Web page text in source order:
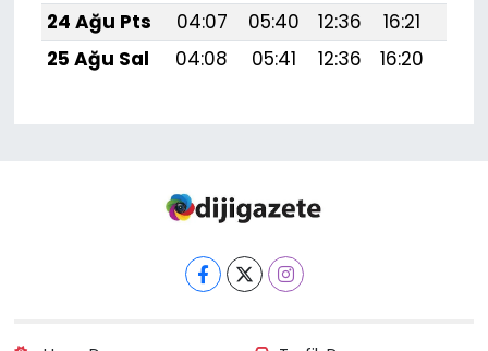
24 Ağu Pts
04:07 05:40 12:36 16:21
25 Ağu Sal
04:08 05:41 12:36 16:20